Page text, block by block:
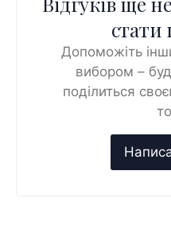
Допоможіть
вибором –
поділиться